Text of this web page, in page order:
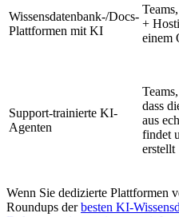
Wissensdatenbank-/Docs-
Plattformen mit KI
+
einem
Support-trainierte KI-
Agenten
dass
aus
findet
erstellt
Wenn Sie dedizierte Plattformen
Roundups derbesten KI-